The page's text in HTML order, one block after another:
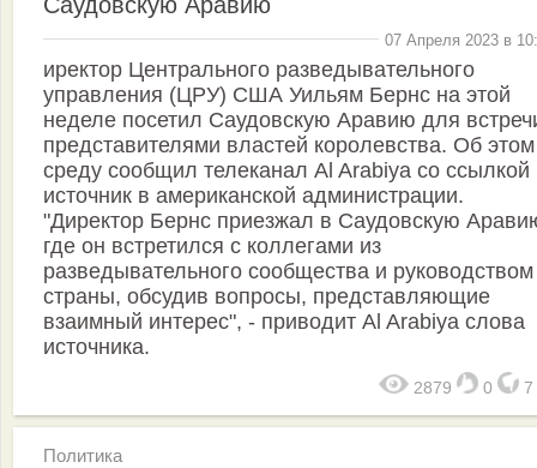
07 Апреля 2023 в
иректор Центрального разведывательного
управления (ЦРУ) США Уильям Бернс на этой
неделе посетил Саудовскую Аравию для
представителями властей королевства. Об
среду сообщил телеканал Al Arabiya со ссылкой
источник в американской администрации.
"Директор Бернс приезжал в Саудовскую
где он встретился с коллегами из
разведывательного сообщества и руководством
страны, обсудив вопросы, представляющие
взаимный интерес", - приводит Al Arabiya слова
источника.
2879 0 7
Политика